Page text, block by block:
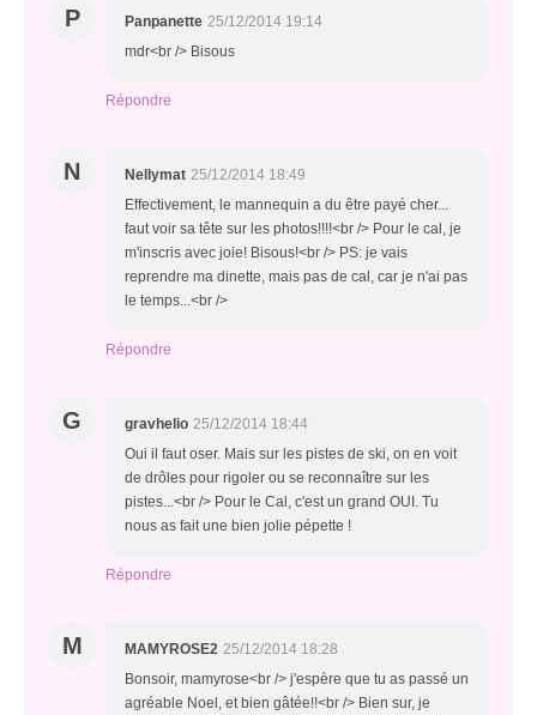
P Panpanette 25/12/2014 19:14
mdr<br /> Bisous
Répondre
N Nellymat 25/12/2014 18:49
Effectivement, le mannequin a du être payé cher...
faut voir sa tête sur les photos!!!!<br /> Pour le cal, je
m'inscris avec joie! Bisous!<br /> PS: je vais
reprendre ma dinette, mais pas de cal, car je n'ai pas
le temps...<br />
Répondre
G gravhelio 25/12/2014 18:44
Oui il faut oser. Mais sur les pistes de ski, on en voit
de drôles pour rigoler ou se reconnaître sur les
pistes...<br /> Pour le Cal, c'est un grand OUI. Tu
nous as fait une bien jolie pépette !
Répondre
M MAMYROSE2 25/12/2014 18:28
Bonsoir, mamyrose<br /> j'espère que tu as passé un
agréable Noel, et bien gâtée!!<br /> Bien sur, je